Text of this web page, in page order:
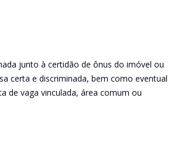
junto à certidão de ônus do imóvel ou
certa e discriminada, bem como eventual
de vaga vinculada, área comum ou